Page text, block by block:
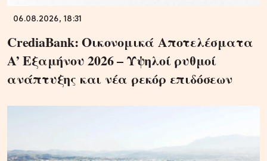
06.08.2026, 18:31
CrediaBank: Οικονομικά Αποτελέσματα
A’ Εξαμήνου 2026 – Υψηλοί ρυθμοί
ανάπτυξης και νέα ρεκόρ επιδόσεων